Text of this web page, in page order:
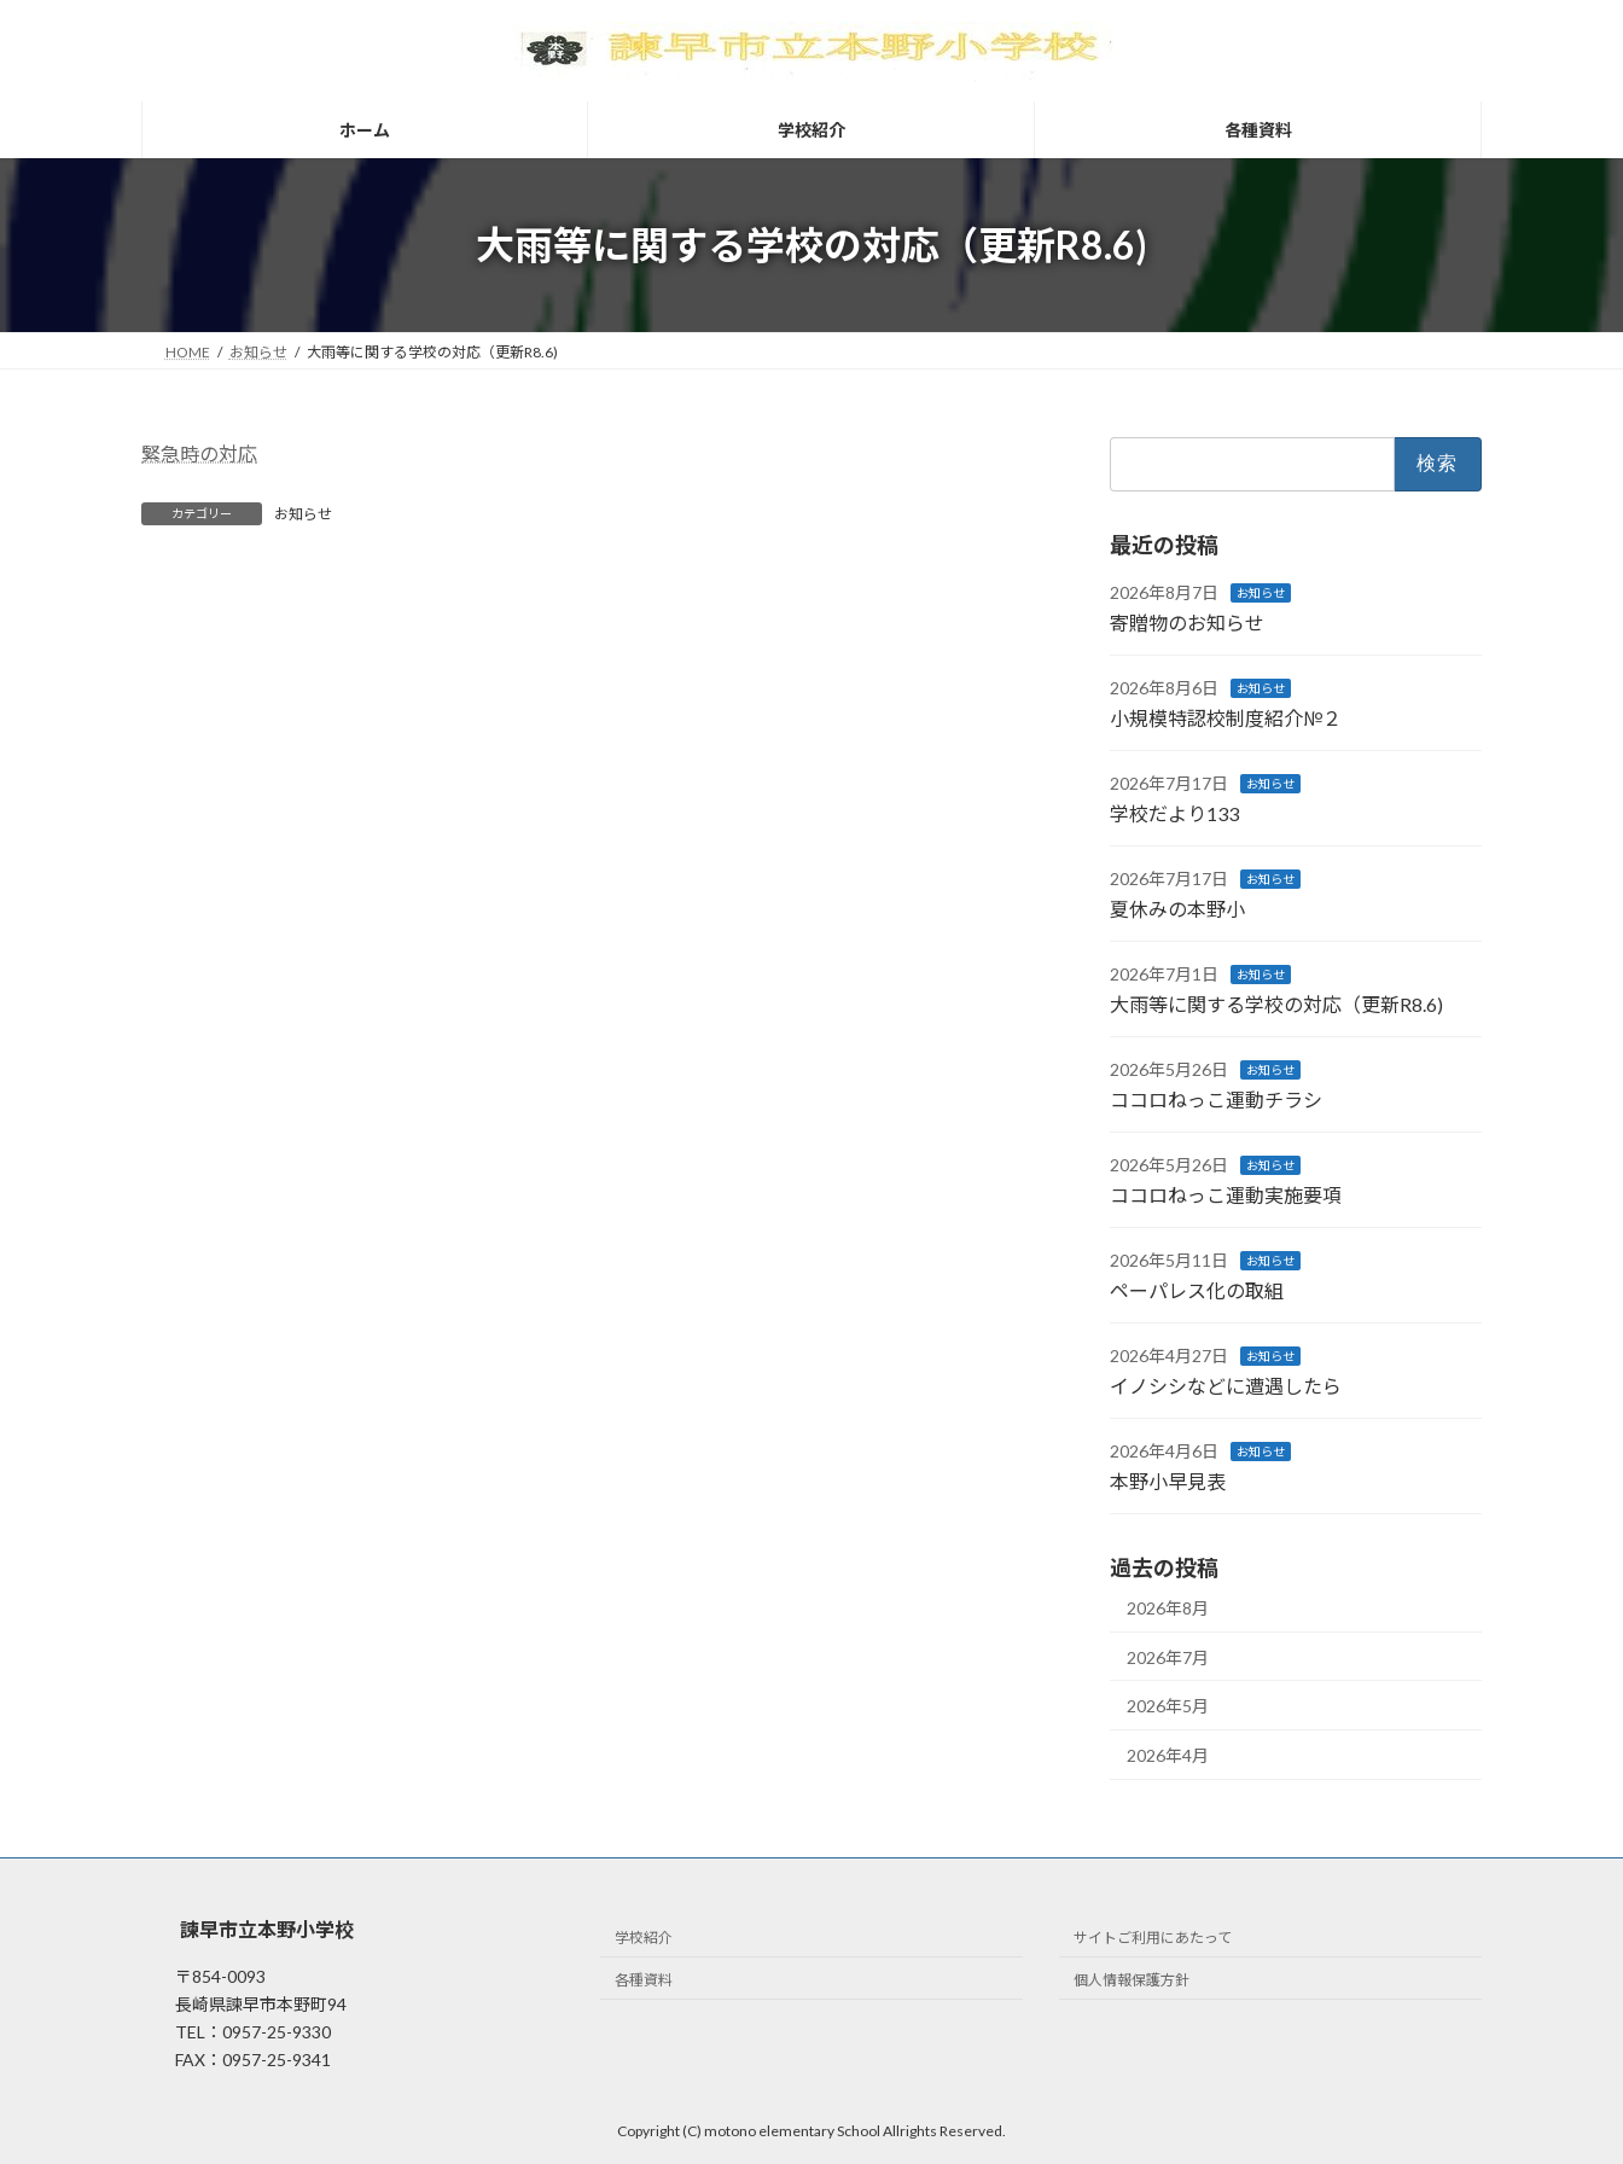
へ
ョ
ホーム 学校紹介 各種資料
大雨等に関する学校の対応（更新R8.6)
HOME お知らせ 大雨等に関する学校の対応（更新R8.6)
緊急時の対応
カテゴリー お知らせ
最近の投稿
2026年8月7日 お知らせ
寄贈物のお知らせ
2026年8月6日 お知らせ
小規模特認校制度紹介№２
2026年7月17日 お知らせ
学校だより133
2026年7月17日 お知らせ
夏休みの本野小
2026年7月1日 お知らせ
大雨等に関する学校の対応（更新R8.6)
2026年5月26日 お知らせ
ココロねっこ運動チラシ
2026年5月26日 お知らせ
ココロねっこ運動実施要項
2026年5月11日 お知らせ
ペーパレス化の取組
2026年4月27日 お知らせ
イノシシなどに遭遇したら
2026年4月6日 お知らせ
本野小早見表
過去の投稿
2026年8月
2026年7月
2026年5月
2026年4月
諫早市立本野小学校
〒854-0093
長崎県諫早市本野町94
TEL：0957-25-9330
FAX：0957-25-9341
学校紹介
各種資料
サイトご利用にあたって
個人情報保護方針
Copyright (C) motono elementary School Allrights Reserved.